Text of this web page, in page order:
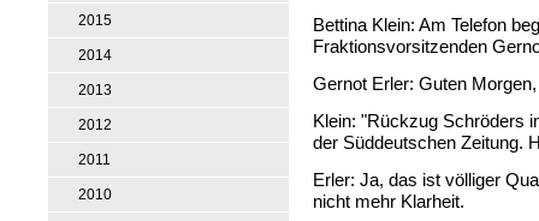
2015
2014
2013
2012
2011
2010
Bettina Klein: Am Telefon
Fraktionsvorsitzenden
Gernot Erler: Guten
Klein: "Rückzug Schröders
der Süddeutschen Zeitung.
Erler: Ja, das ist völliger
nicht mehr Klarheit.